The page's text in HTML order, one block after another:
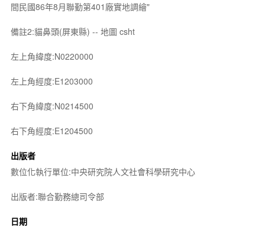
間民國86年8月聯勤第401廠實地調繪"
備註2:貓鼻頭(屏東縣) -- 地圖 csht
左上角緯度:N0220000
左上角經度:E1203000
右下角緯度:N0214500
右下角經度:E1204500
出版者
數位化執行單位:中央研究院人文社會科學研究中心
出版者:聯合勤務總司令部
日期